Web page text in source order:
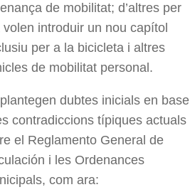
de mobilitat; d’altres per
volen introduir un nou capítol
per a la bicicleta i altres
de mobilitat personal.
dubtes inicials en base
contradiccions típiques actuals
el Reglamento General de
i les Ordenances
com ara: